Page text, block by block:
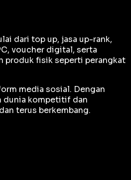
dari top up, jasa up-rank,
voucher digital, serta
produk fisik seperti perangkat
media sosial. Dengan
dunia kompetitif dan
terus berkembang.